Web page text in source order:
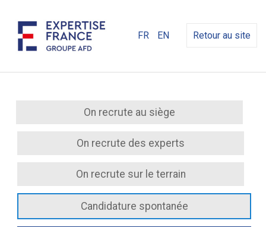
FR EN Retour au site
On recrute au siège
On recrute des experts
On recrute sur le terrain
Candidature spontanée